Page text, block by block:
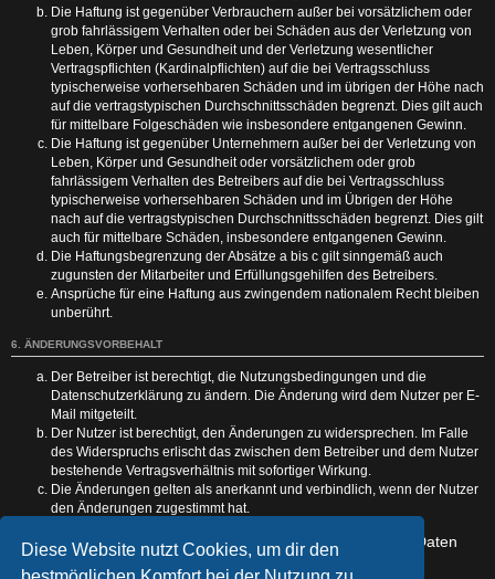
Diese Website nutzt Cookies, um dir den
Die Haftung ist gegenüber Verbrauchern außer bei vorsätzlichem oder
grob fahrlässigem Verhalten oder bei Schäden aus der Verletzung von
Leben, Körper und Gesundheit und der Verletzung wesentlicher
Vertragspflichten (Kardinalpflichten) auf die bei Vertragsschluss
typischerweise vorhersehbaren Schäden und im übrigen der Höhe nach
auf die vertragstypischen Durchschnittsschäden begrenzt. Dies gilt auch
für mittelbare Folgeschäden wie insbesondere entgangenen Gewinn.
Die Haftung ist gegenüber Unternehmern außer bei der Verletzung von
Leben, Körper und Gesundheit oder vorsätzlichem oder grob
fahrlässigem Verhalten des Betreibers auf die bei Vertragsschluss
typischerweise vorhersehbaren Schäden und im Übrigen der Höhe
nach auf die vertragstypischen Durchschnittsschäden begrenzt. Dies gilt
auch für mittelbare Schäden, insbesondere entgangenen Gewinn.
Die Haftungsbegrenzung der Absätze a bis c gilt sinngemäß auch
zugunsten der Mitarbeiter und Erfüllungsgehilfen des Betreibers.
Ansprüche für eine Haftung aus zwingendem nationalem Recht bleiben
unberührt.
6. ÄNDERUNGSVORBEHALT
Der Betreiber ist berechtigt, die Nutzungsbedingungen und die
Datenschutzerklärung zu ändern. Die Änderung wird dem Nutzer per E-
Mail mitgeteilt.
Der Nutzer ist berechtigt, den Änderungen zu widersprechen. Im Falle
des Widerspruchs erlischt das zwischen dem Betreiber und dem Nutzer
bestehende Vertragsverhältnis mit sofortiger Wirkung.
Die Änderungen gelten als anerkannt und verbindlich, wenn der Nutzer
den Änderungen zugestimmt hat.
Informationen über den Umgang mit deinen persönlichen Daten
sind in der Datenschutzerklärung enthalten.